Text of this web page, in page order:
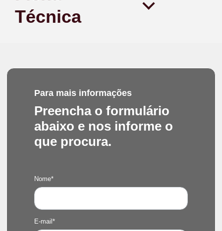
Técnica
Para mais informações
Preencha o formulário
abaixo e nos informe o
que procura.
Nome*
E-mail*